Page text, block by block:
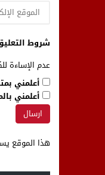
شروط
عدم الإساءة
أعلمني
أعلمني
هذا الموقع